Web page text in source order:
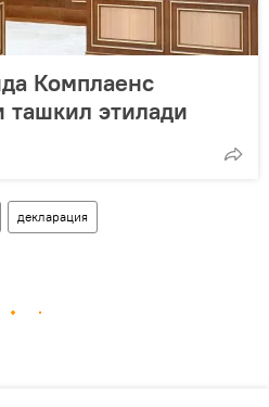
Комплаенс
ташкил этилади
декларация